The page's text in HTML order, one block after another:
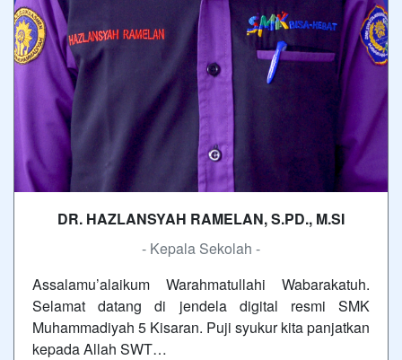
DR. HAZLANSYAH RAMELAN, S.PD., M.SI
- Kepala Sekolah -
Assalamu’alaikum Warahmatullahi Wabarakatuh.
Selamat datang di jendela digital resmi SMK
Muhammadiyah 5 Kisaran. Puji syukur kita panjatkan
kepada Allah SWT…